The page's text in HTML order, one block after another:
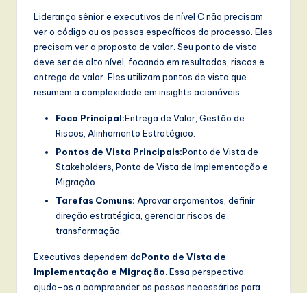
Liderança sênior e executivos de nível C não precisam
ver o código ou os passos específicos do processo. Eles
precisam ver a proposta de valor. Seu ponto de vista
deve ser de alto nível, focando em resultados, riscos e
entrega de valor. Eles utilizam pontos de vista que
resumem a complexidade em insights acionáveis.
Foco Principal:Entrega de Valor, Gestão de
Riscos, Alinhamento Estratégico.
Pontos de Vista Principais:Ponto de Vista de
Stakeholders, Ponto de Vista de Implementação e
Migração.
Tarefas Comuns: Aprovar orçamentos, definir
direção estratégica, gerenciar riscos de
transformação.
Executivos dependem doPonto de Vista de
Implementação e Migração . Essa perspectiva
ajuda-os a compreender os passos necessários para